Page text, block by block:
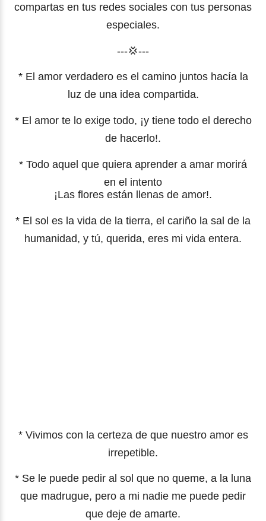
compartas en tus redes sociales con tus personas
especiales.
---💢---
* El amor verdadero es el camino juntos hacía la
luz de una idea compartida.
* El amor te lo exige todo, ¡y tiene todo el derecho
de hacerlo!.
* Todo aquel que quiera aprender a amar morirá
en el intento
¡Las flores están llenas de amor!.
* El sol es la vida de la tierra, el cariño la sal de la
humanidad, y tú, querida, eres mi vida entera.
* Vivimos con la certeza de que nuestro amor es
irrepetible.
* Se le puede pedir al sol que no queme, a la luna
que madrugue, pero a mi nadie me puede pedir
que deje de amarte.